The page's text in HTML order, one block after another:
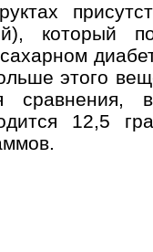
который
этого
сравнения,
12,5